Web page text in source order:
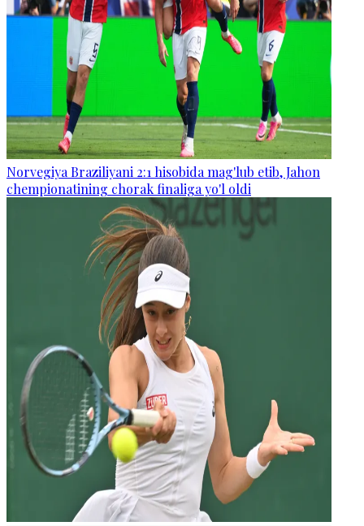
Norvegiya Braziliyani 2:1 hisobida mag'lub etib, Jahon
chempionatining chorak finaliga yo'l oldi